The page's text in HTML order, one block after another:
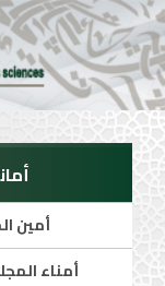
أمين
أمناء